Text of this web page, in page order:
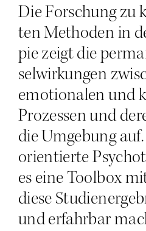
Die For­schung
ten Metho­den in
pie zeigt die
sel­wir­kun­gen
emo­tio­na­len und
Pro­zes­sen und
die Umge­bung
ori­en­tier­te
es eine Tool­box
die­se
und erfahr­bar